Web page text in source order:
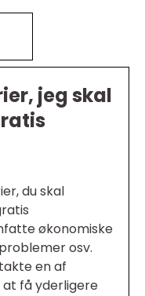
jeg skal
du skal
økonomiske
osv.
en af
få yderligere